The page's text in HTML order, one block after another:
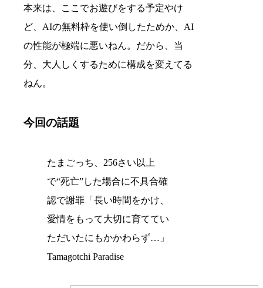
本来は、ここでお遊びをする予定やけ
ど、AIの無料枠を使い倒したためか、AI
の性能が極端に悪いねん。だから、当
分、大人しくするために構成を変えてる
ねん。
今回の話題
たまごっち、256さい以上
で“死亡”した場合に不具合確
認で謝罪「長い時間をかけ、
愛情をもって大切に育ててい
ただいたにもかかわらず…」
Tamagotchi Paradise